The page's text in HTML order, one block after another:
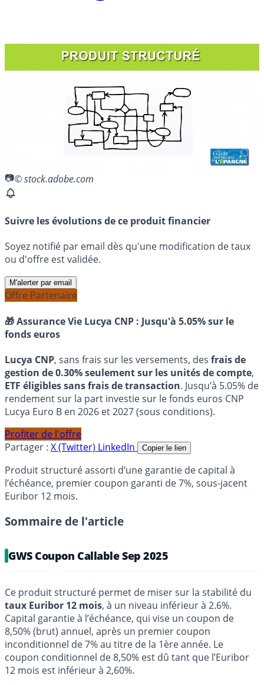
© stock.adobe.com
Suivre les évolutions de ce produit financier
Soyez notifié par email dès qu'une modification de taux
ou d'offre est validée.
M'alerter par email
Offre Partenaire
🎁 Assurance Vie Lucya CNP : Jusqu'à 5.05% sur le
fonds euros
Lucya CNP, sans frais sur les versements, des frais de
gestion de 0.30% seulement sur les unités de compte,
ETF éligibles sans frais de transaction. Jusqu’à 5.05% de
rendement sur la part investie sur le fonds euros CNP
Lucya Euro B en 2026 et 2027 (sous conditions).
Profiter de l'offre
Partager : X (Twitter) LinkedIn Copier le lien
Produit structuré assorti d’une garantie de capital à
l’échéance, premier coupon garanti de 7%, sous-jacent
Euribor 12 mois.
Sommaire de l'article
GWS Coupon Callable Sep 2025
Ce produit structuré permet de miser sur la stabilité du
taux Euribor 12 mois, à un niveau inférieur à 2.6%.
Capital garantie à l’échéance, qui vise un coupon de
8,50% (brut) annuel, après un premier coupon
inconditionnel de 7% au titre de la 1ère année. Le
coupon conditionnel de 8,50% est dû tant que l’Euribor
12 mois est inférieur à 2,60%.